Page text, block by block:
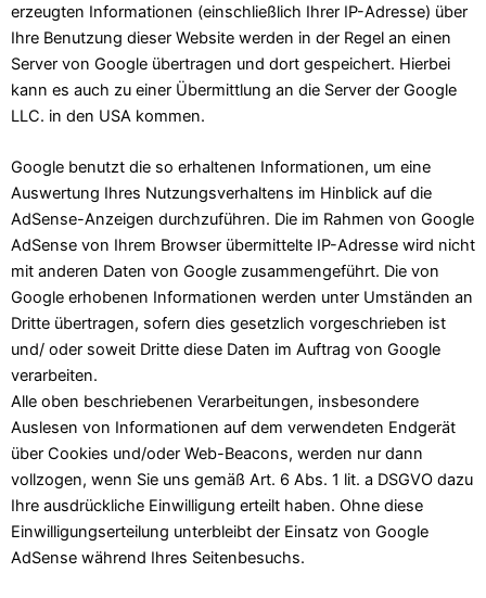
erzeugten Informationen (einschließlich Ihrer IP-Adresse) über
Ihre Benutzung dieser Website werden in der Regel an einen
Server von Google übertragen und dort gespeichert. Hierbei
kann es auch zu einer Übermittlung an die Server der Google
LLC. in den USA kommen.
Google benutzt die so erhaltenen Informationen, um eine
Auswertung Ihres Nutzungsverhaltens im Hinblick auf die
AdSense-Anzeigen durchzuführen. Die im Rahmen von Google
AdSense von Ihrem Browser übermittelte IP-Adresse wird nicht
mit anderen Daten von Google zusammengeführt. Die von
Google erhobenen Informationen werden unter Umständen an
Dritte übertragen, sofern dies gesetzlich vorgeschrieben ist
und/ oder soweit Dritte diese Daten im Auftrag von Google
verarbeiten.
Alle oben beschriebenen Verarbeitungen, insbesondere
Auslesen von Informationen auf dem verwendeten Endgerät
über Cookies und/oder Web-Beacons, werden nur dann
vollzogen, wenn Sie uns gemäß Art. 6 Abs. 1 lit. a DSGVO dazu
Ihre ausdrückliche Einwilligung erteilt haben. Ohne diese
Einwilligungserteilung unterbleibt der Einsatz von Google
AdSense während Ihres Seitenbesuchs.